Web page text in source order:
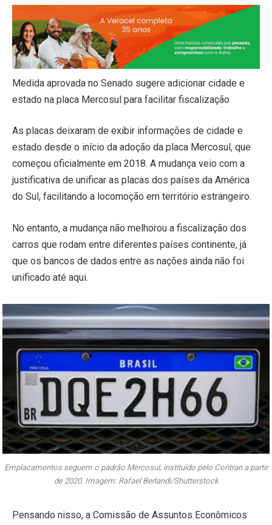
Medida aprovada no Senado sugere adicionar cidade e
estado na placa Mercosul para facilitar fiscalização
As placas deixaram de exibir informações de cidade e
estado desde o início da adoção da placa Mercosul, que
começou oficialmente em 2018. A mudança veio com a
justificativa de unificar as placas dos países da América
do Sul, facilitando a locomoção em território estrangeiro.
No entanto, a mudança não melhorou a fiscalização dos
carros que rodam entre diferentes países continente, já
que os bancos de dados entre as nações ainda não foi
unificado até aqui.
Emplacamentos seguem o padrão Mercosul, instituído pelo Contran a partir
de 2020. Imagem: Rafael Berlandi/Shutterstock
Pensando nisso, a Comissão de Assuntos Econômicos